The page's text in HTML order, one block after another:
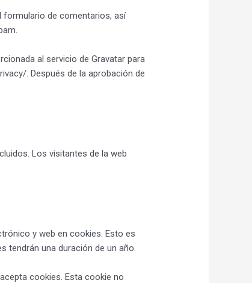
formulario de comentarios, así
al servicio de Gravatar para
. Después de la aprobación de
Los visitantes de la web
y web en cookies. Esto es
tendrán una duración de un año.
cookies. Esta cookie no